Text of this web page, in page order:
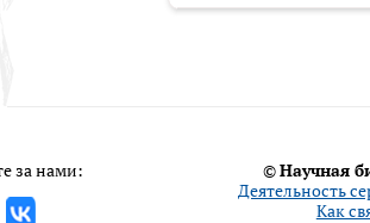
за нами: ©Научная
Деятельность
Как